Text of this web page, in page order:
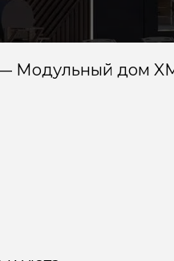
дом XM1 30 м²
с душевой